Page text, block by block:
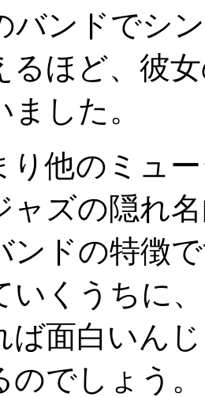
バンドでシ
るほど、彼
した。
り他のミュ
ャズの隠れ
ンドの特徴
いくうちに
ば面白いん
でしょう。